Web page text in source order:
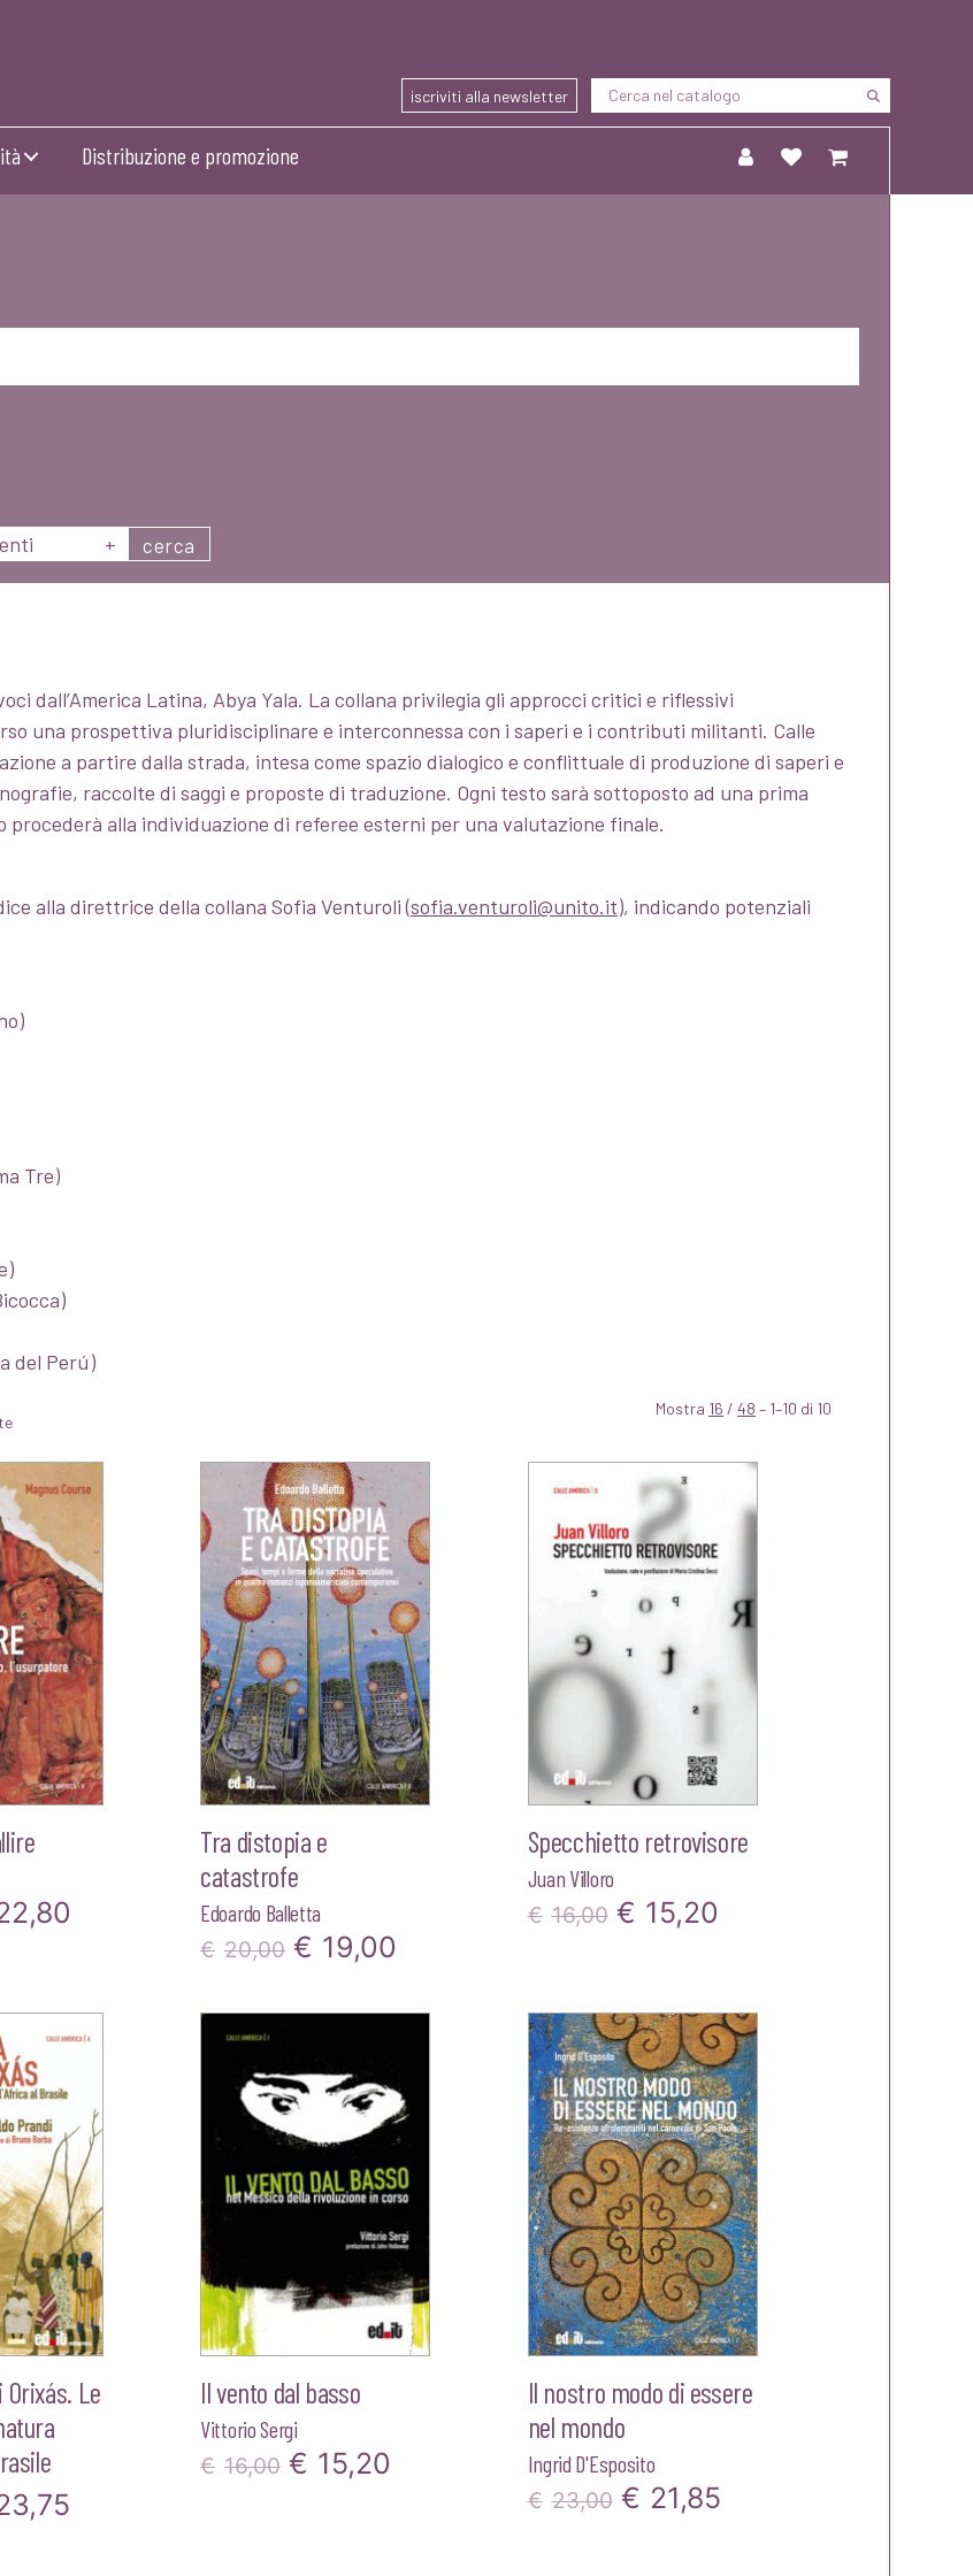
iscriviti alla newsletter
Distribuzione e promozione
+ cerca
dall’America Latina, Abya Yala. La collana privilegia gli approcci critici e riflessivi
una prospettiva pluridisciplinare e interconnessa con i saperi e i contributi militanti. Calle
a partire dalla strada, intesa come spazio dialogico e conflittuale di produzione di saperi e
raccolte di saggi e proposte di traduzione. Ogni testo sarà sottoposto ad una prima
alla individuazione di referee esterni per una valutazione finale.
alla direttrice della collana Sofia Venturoli (sofia.venturoli@unito.it), indicando potenziali
Tre)
del Perú)
Mostra 16 / 48 – 1–10 di 10
è:
Tra distopia e
catastrofe
Edoardo Balletta
€ 20,00 Il
era:
€20,00.
€ 19,00
€19,00.
Specchietto retrovisore
Juan Villoro
€ 16,00 Il
era:
€16,00.
€ 15,20
è:
€15,20.
Orixás. Le
Il
Il vento dal basso
Vittorio Sergi
€ 16,00 Il
€ 15,20
Il nostro modo di essere
nel mondo
Ingrid D'Esposito
€ 23,00 Il
€ 21,85Il